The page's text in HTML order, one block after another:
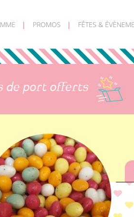
PROMOS FÊTES &
de port offerts